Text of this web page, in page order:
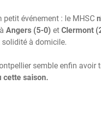
événement : le MHSC
Angers (5-0) et Clermont
à domicile.
semble enfin
cette saison.